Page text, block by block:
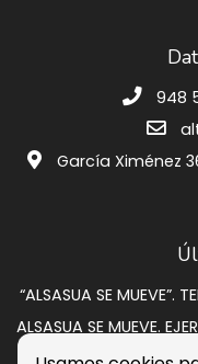
948
García Ximénez
“ALSASUA SE MUEVE”.
SUBASTA